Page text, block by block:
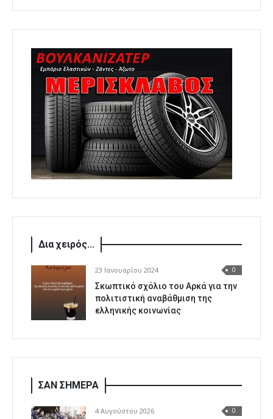
Δια χειρός...
23 Ιανουαρίου 2024 0
Σκωπτικό σχόλιο του Αρκά για την
πολιτιστική αναβάθμιση της
ελληνικής κοινωνίας
ΣΑΝ ΣΗΜΕΡΑ
4 Αυγούστου 2026 0